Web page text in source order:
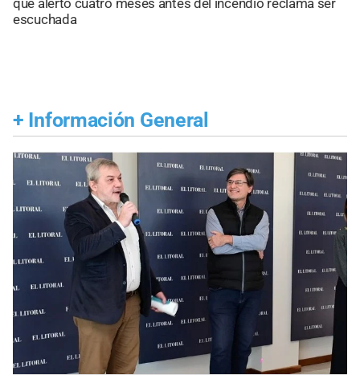
que alertó cuatro meses antes del incendio reclama ser
escuchada
+ Información General